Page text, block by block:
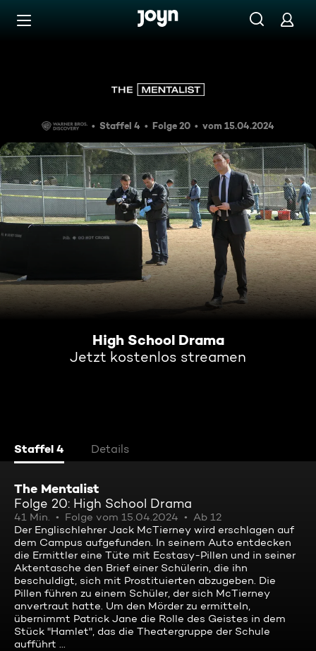
Zum Inhalt springen
Staffel 4 Folge 20 vom 15.04.2024
High School Drama
Jetzt kostenlos streamen
Staffel 4 Details
The Mentalist
Folge 20: High School Drama
41 Min. Folge vom 15.04.2024
Ab 12
Der Englischlehrer Jack McTierney wird erschlagen auf
dem Campus aufgefunden. In seinem Auto entdecken
die Ermittler eine Tüte mit Ecstasy-Pillen und in seiner
Aktentasche den Brief einer Schülerin, die ihn
beschuldigt, sich mit Prostituierten abzugeben. Die
Pillen führen zu einem Schüler, der sich McTierney
anvertraut hatte. Um den Mörder zu ermitteln,
übernimmt Patrick Jane die Rolle des Geistes in dem
Stück "Hamlet", das die Theatergruppe der Schule
aufführt ...